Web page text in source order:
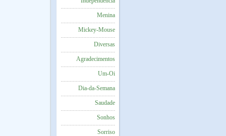
Menina
Mickey-Mouse
Diversas
Agradecimentos
Um-Oi
Dia-da-Semana
Saudade
Sonhos
Sorriso